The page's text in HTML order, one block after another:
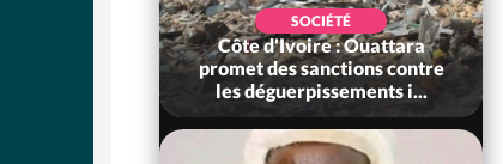
le pari
SOCIÉTÉ
Côte d'Ivoire : Ouattara
promet des sanctions contre
les déguerpissements i...